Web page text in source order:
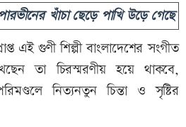
খাঁচা ছেড়ে পাখি উড়ে গেছে
এই গুণী শিল্পী বাংলাদেশের সংগীত
তা চিরস্মরণীয় হয়ে থাকবে,
নিত্যনতুন চিন্তা ও সৃষ্টির